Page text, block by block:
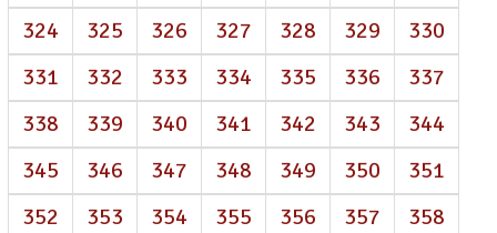
324
325 326 327 328 329
330
331
332 333 334 335 336
337
338
339 340 341 342 343
344
345
346 347 348 349 350
351
352
353 354 355 356 357 358